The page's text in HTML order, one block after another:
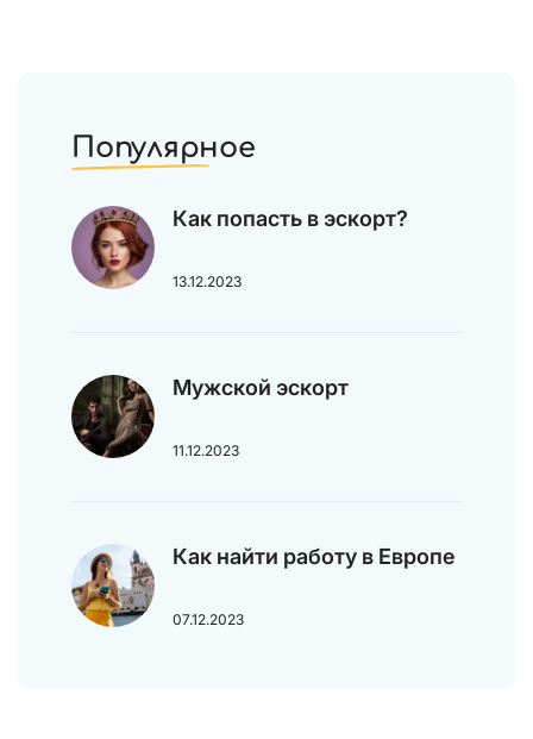
Популярное
Как попасть в эскорт?
13.12.2023
Мужской эскорт
11.12.2023
Как найти работу в Европе
07.12.2023